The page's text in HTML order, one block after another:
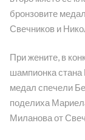
бронзовите
Свечников и
При жените, в
шампионка
медал спечели
поделиха
Миланова от